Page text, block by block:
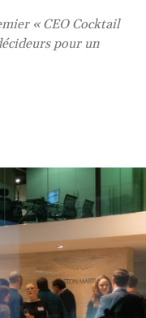
« CEO Cocktail
pour un